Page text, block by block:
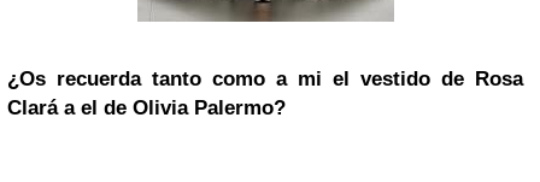
¿Os recuerda tanto como a mi el vestido de Rosa
Clará a el de Olivia Palermo?